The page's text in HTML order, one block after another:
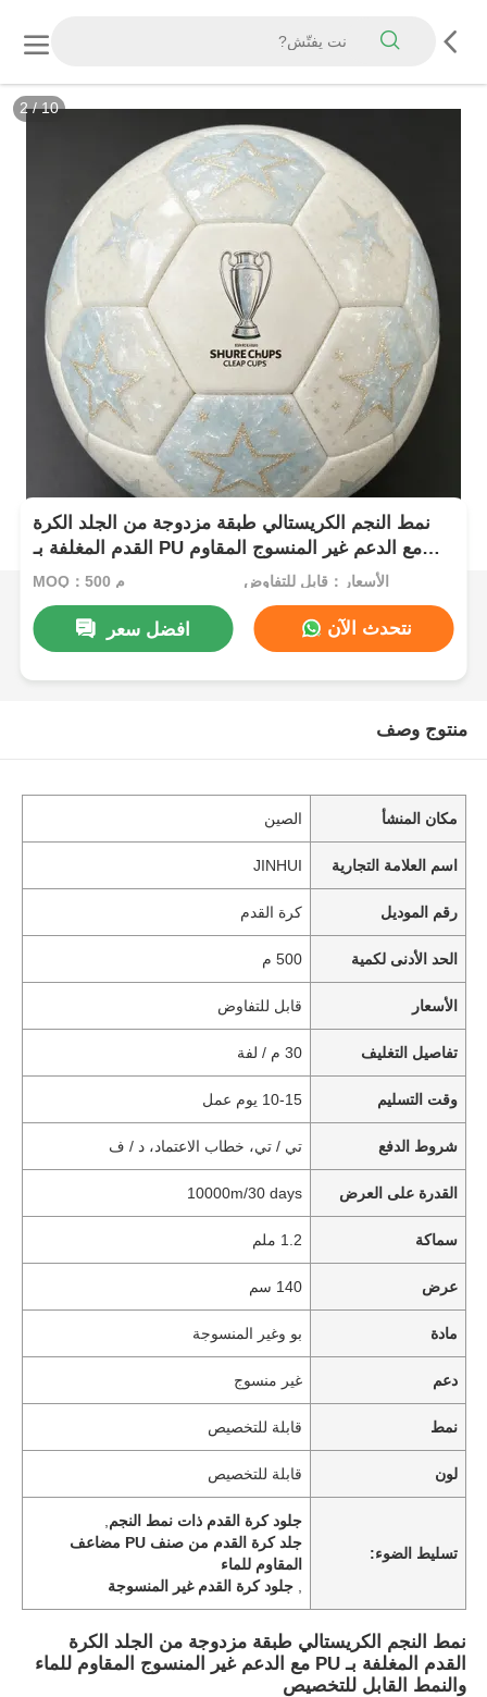
3/10
نمط النجم الكريستالي طبقة مزدوجة من الجلد الكرة
القدم المغلفة بـ PU مع الدعم غير المنسوج المقاوم
للماء والنمط القابل للتخصيص
MOQ：500 م الأسعار：قابل للتفاوض
افضل سعر نتحدث الآن
منتوج وصف
مكان المنشأ الصين
اسم العلامة التجارية JINHUI
رقم الموديل كرة القدم
الحد الأدنى لكمية 500 م
الأسعار قابل للتفاوض
تفاصيل التغليف 30 م / لفة
وقت التسليم 10-15 يوم عمل
شروط الدفع تي / تي، خطاب الاعتماد، د / ف
القدرة على العرض 10000m/30 days
سماكة 1.2 ملم
عرض 140 سم
مادة بو وغير المنسوجة
دعم غير منسوج
نمط قابلة للتخصيص
لون قابلة للتخصيص
تسليط الضوء:
جلود كرة القدم ذات نمط النجم
جلد كرة القدم من صنف PU مضاعف
المقاوم للماء
,جلود كرة القدم غير المنسوجة
نمط النجم الكريستالي طبقة مزدوجة من الجلد الكرة
القدم المغلفة بـ PU مع الدعم غير المنسوج المقاوم للماء
والنمط القابل للتخصيص